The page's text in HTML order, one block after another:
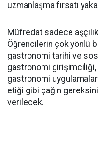
uzmanlaşma fırsatı
Müfredat sadece
Öğrencilerin çok yönlü
gastronomi tarihi ve
gastronomi
gastronomi
etiği gibi çağın
verilecek.